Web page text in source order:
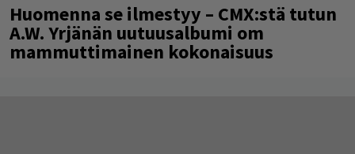
Huomenna se ilmestyy – CMX:stä tutun
A.W. Yrjänän uutuusalbumi om
mammuttimainen kokonaisuus